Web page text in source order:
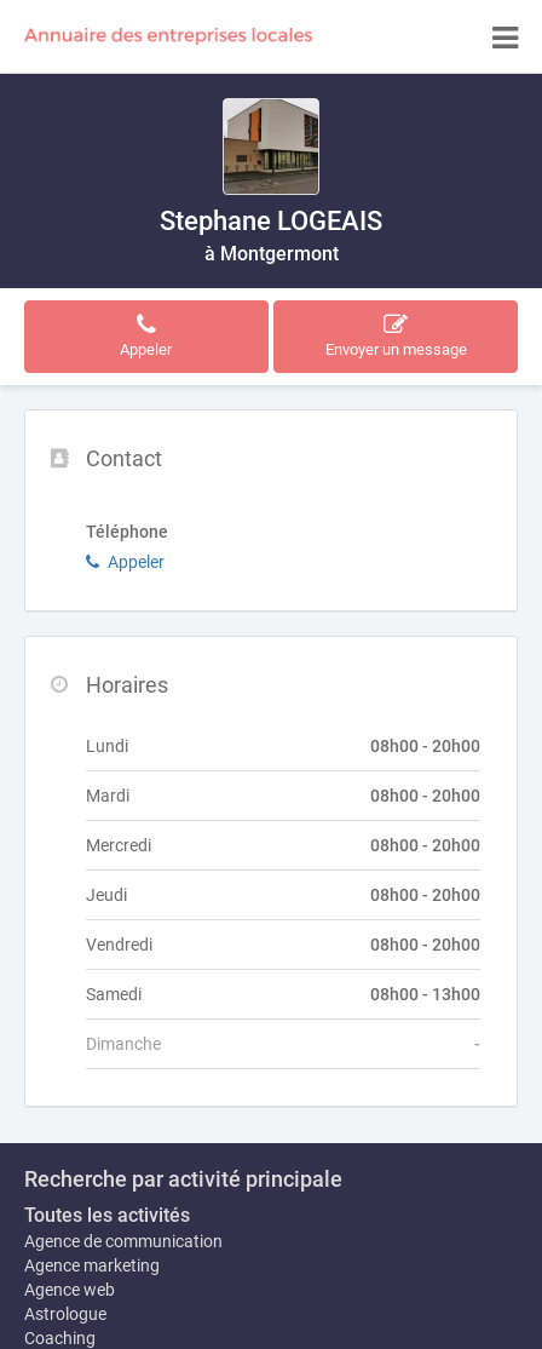
Stephane LOGEAIS
à Montgermont
Appeler Envoyer un message
Contact
Téléphone
Appeler
Horaires
Lundi 08h00 - 20h00
Mardi 08h00 - 20h00
Mercredi 08h00 - 20h00
Jeudi 08h00 - 20h00
Vendredi 08h00 - 20h00
Samedi 08h00 - 13h00
Dimanche -
Recherche par activité principale
Toutes les activités
Agence de communication
Agence marketing
Agence web
Astrologue
Coaching